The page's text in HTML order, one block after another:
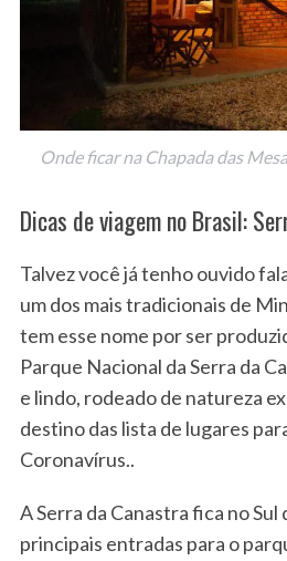
Onde ficar na Chapada das
Dicas de viagem no Brasil:
Talvez você já tenho ouvido
um dos mais tradicionais de
tem esse nome por ser
Parque Nacional da Serra da
e lindo, rodeado de natureza
destino das lista de lugares
Coronavírus..
A Serra da Canastra fica no Sul
principais entradas para o